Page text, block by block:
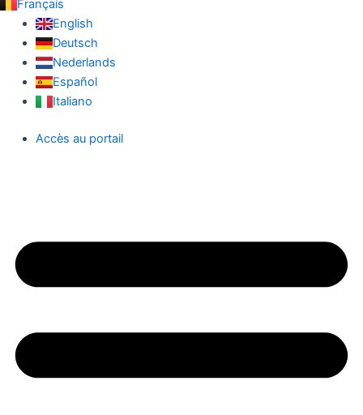
Français
English
Deutsch
Nederlands
Español
Italiano
Accès au portail